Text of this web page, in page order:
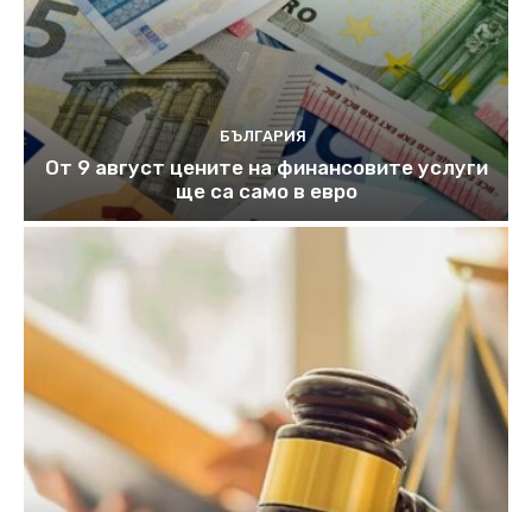
БЪЛГАРИЯ
От 9 август цените на финансовите услуги
ще са само в евро